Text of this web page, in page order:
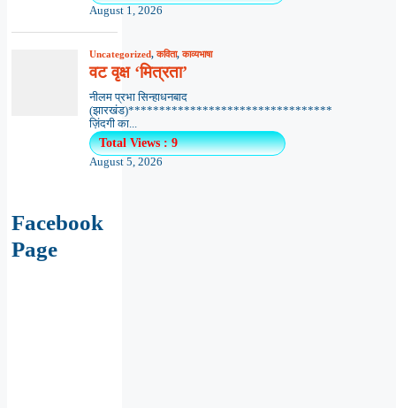
August 1, 2026
Uncategorized,कविता,काव्यभाषा
वट वृक्ष ‘मित्रता’
नीलम प्रभा सिन्हाधनबाद
(झारखंड)*********************************
ज़िंदगी का...
Total Views : 9
August 5, 2026
Facebook
Page